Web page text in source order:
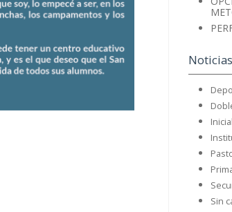
Inicial
Sin